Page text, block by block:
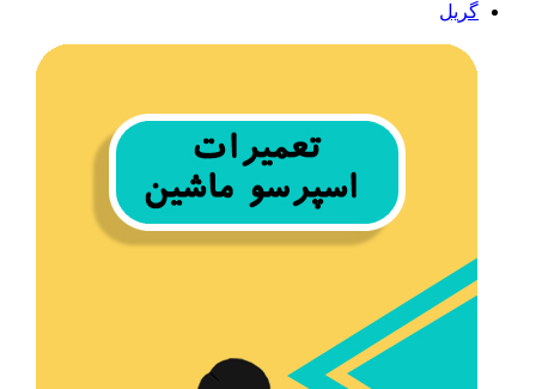
گریل